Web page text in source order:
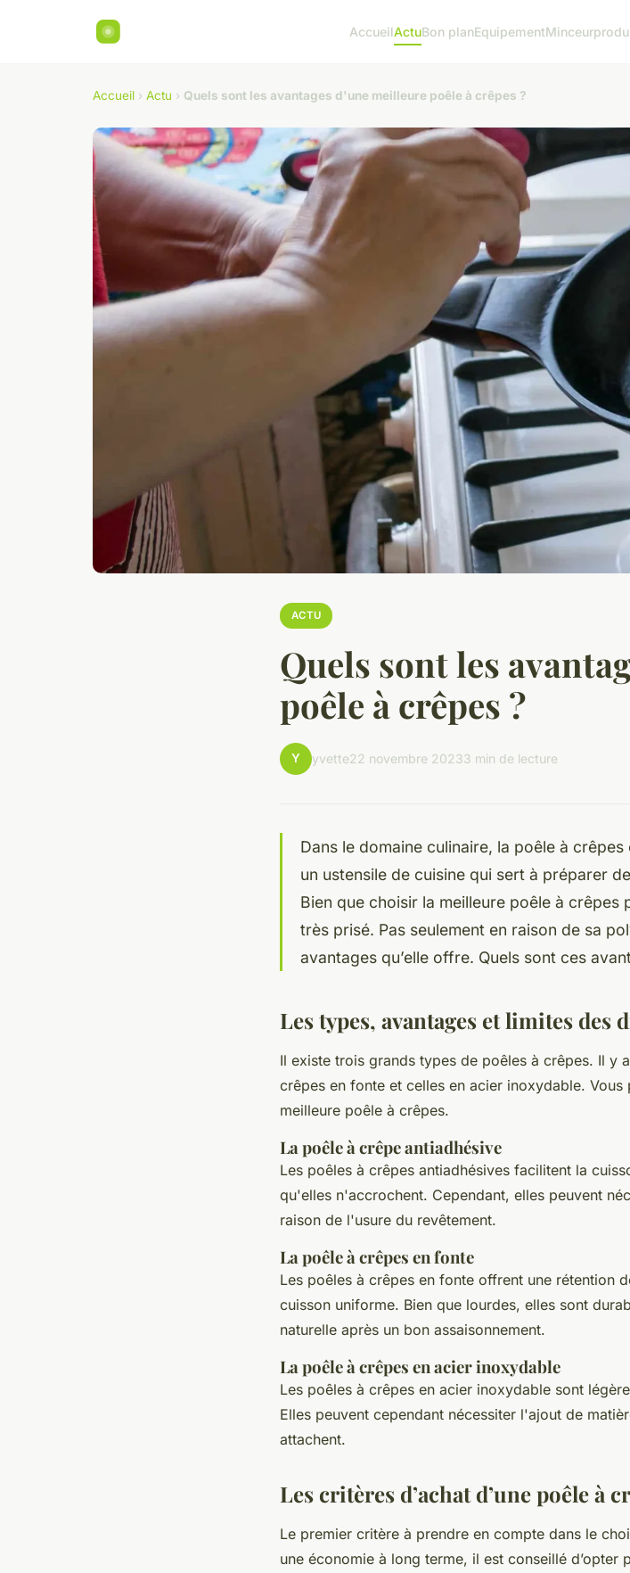
AccueilActuBon planEquipementMinceur
Accueil › Actu › Quels sont les avantages d'une meilleure poêle à crêpes ?
ACTU
Quels sont les
poêle à crêpes ?
Y yvette22 novembre 20233 min de lecture
Dans le domaine culinaire, la poêle à
un ustensile de cuisine qui sert à préparer
Bien que choisir la meilleure poêle à crêpes
très prisé. Pas seulement en raison de sa
avantages qu’elle offre. Quels sont ces
Les types, avantages et limites des
Il existe trois grands types de poêles à crêpes. Il y
crêpes en fonte et celles en acier inoxydable. Vous
meilleure poêle à crêpes.
La poêle à crêpe antiadhésive
Les poêles à crêpes antiadhésives facilitent la
qu'elles n'accrochent. Cependant, elles peuvent
raison de l'usure du revêtement.
La poêle à crêpes en fonte
Les poêles à crêpes en fonte offrent une rétention
cuisson uniforme. Bien que lourdes, elles sont
naturelle après un bon assaisonnement.
La poêle à crêpes en acier inoxydable
Les poêles à crêpes en acier inoxydable sont
Elles peuvent cependant nécessiter l'ajout de
attachent.
Les critères d’achat d’une poêle à
Le premier critère à prendre en compte dans le
une économie à long terme, il est conseillé